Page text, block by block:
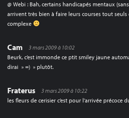
@ Webi : Bah, certains handicapés mentaux
arrivent très bien à faire leurs courses tout seuls
complexe
Cam
3 mars 2009 à 10:02
Beurk, c’est immonde ce ptit smiley jaune
dirai » =) » plutôt.
Fraterus
3 mars 2009 à 10:22
les fleurs de cerisier c’est pour l’arrivée précoce